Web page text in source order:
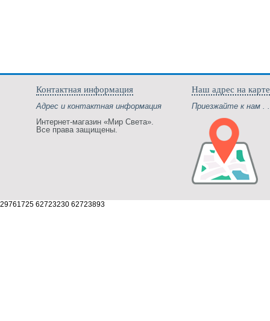
Контактная информация
Адрес и контактная информация
Интернет-магазин «Мир Света».
Все права защищены.
Наш адрес на карте
Приезжайте к нам .
29761725 62723230 62723893